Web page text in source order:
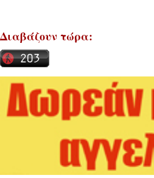
Διαβάζουν τώρα: